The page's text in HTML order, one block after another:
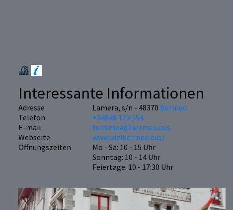
Interessante Informationen
Adresse Lamera, s/n - 48370 Bermeo
Telefon
+34946 179 154
E-mail
turismoa@bermeo.eus
Webseite
www.bizibermeo.eus/
Öffnungszeiten
Mo - Sa: 10 - 15 Uhr
Sonntag: 10 - 14 Uhr
Feiertage: 10 - 17:30 Uhr